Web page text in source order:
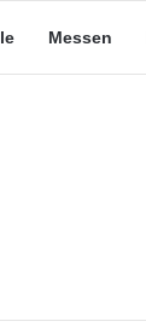
Messen